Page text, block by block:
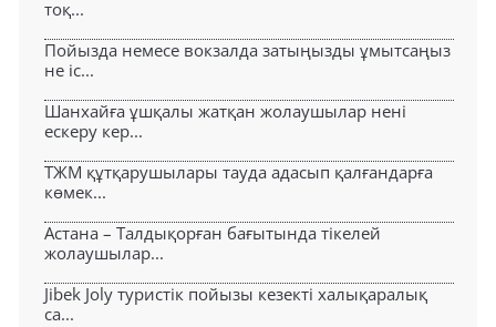
тоқ...
Пойызда немесе вокзалда затыңызды ұмытсаңыз
не іс...
Шанхайға ұшқалы жатқан жолаушылар нені
ескеру кер...
ТЖМ құтқарушылары тауда адасып қалғандарға
көмек...
Астана – Талдықорған бағытында тікелей
жолаушылар...
Jibek Joly туристік пойызы кезекті халықаралық
са...